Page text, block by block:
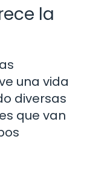
la
una vida
diversas
que van